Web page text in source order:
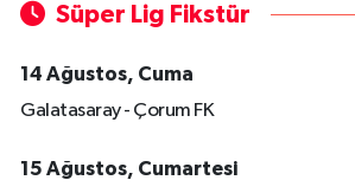
Süper Lig Fikstür
14 Ağustos, Cuma
Galatasaray - Çorum FK
15 Ağustos, Cumartesi